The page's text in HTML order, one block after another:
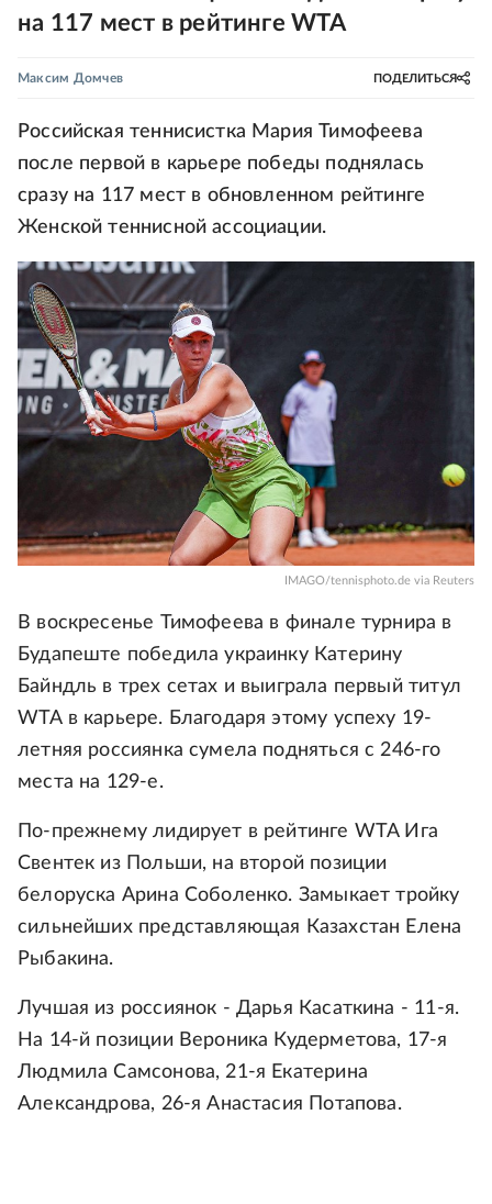
на 117 мест в рейтинге WTA
Максим Домчев ПОДЕЛИТЬСЯ
Российская теннисистка Мария Тимофеева
после первой в карьере победы поднялась
сразу на 117 мест в обновленном рейтинге
Женской теннисной ассоциации.
IMAGO/tennisphoto.de via Reuters
В воскресенье Тимофеева в финале турнира в
Будапеште победила украинку Катерину
Байндль в трех сетах и выиграла первый титул
WTA в карьере. Благодаря этому успеху 19-
летняя россиянка сумела подняться с 246-го
места на 129-е.
По-прежнему лидирует в рейтинге WTA Ига
Свентек из Польши, на второй позиции
белоруска Арина Соболенко. Замыкает тройку
сильнейших представляющая Казахстан Елена
Рыбакина.
Лучшая из россиянок - Дарья Касаткина - 11-я.
На 14-й позиции Вероника Кудерметова, 17-я
Людмила Самсонова, 21-я Екатерина
Александрова, 26-я Анастасия Потапова.